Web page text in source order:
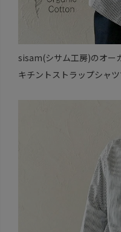
sisam(シサム工房)のオー
キチントストラップシャツ